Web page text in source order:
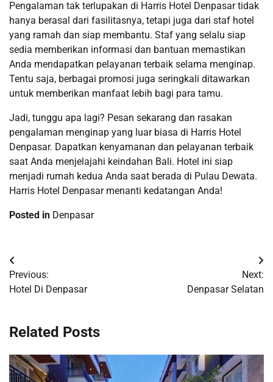
Pengalaman tak terlupakan di Harris Hotel Denpasar tidak
hanya berasal dari fasilitasnya, tetapi juga dari staf hotel
yang ramah dan siap membantu. Staf yang selalu siap
sedia memberikan informasi dan bantuan memastikan
Anda mendapatkan pelayanan terbaik selama menginap.
Tentu saja, berbagai promosi juga seringkali ditawarkan
untuk memberikan manfaat lebih bagi para tamu.
Jadi, tunggu apa lagi? Pesan sekarang dan rasakan
pengalaman menginap yang luar biasa di Harris Hotel
Denpasar. Dapatkan kenyamanan dan pelayanan terbaik
saat Anda menjelajahi keindahan Bali. Hotel ini siap
menjadi rumah kedua Anda saat berada di Pulau Dewata.
Harris Hotel Denpasar menanti kedatangan Anda!
Posted in Denpasar
Post
navigation
Previous:
Hotel Di Denpasar
Next:
Denpasar Selatan
Related Posts